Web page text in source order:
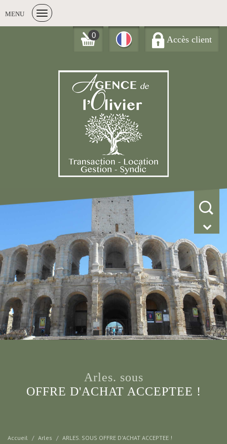
MENU
0 Accès client
arles. sous
OFFRE D'ACHAT ACCEPTEE !
Accueil Arles ARLES. SOUS OFFRE D'ACHAT ACCEPTEE !